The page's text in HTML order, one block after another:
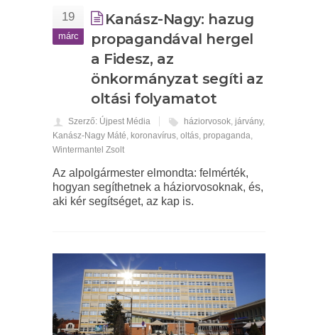
19
márc
Kanász-Nagy: hazug
propagandával hergel
a Fidesz, az
önkormányzat segíti az
oltási folyamatot
Szerző: Újpest Média háziorvosok, járvány,
Kanász-Nagy Máté, koronavírus, oltás, propaganda,
Wintermantel Zsolt
Az alpolgármester elmondta: felmérték,
hogyan segíthetnek a háziorvosoknak, és,
aki kér segítséget, az kap is.